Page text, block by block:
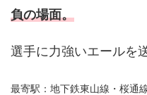
負の場面。
選手に力強いエールを
最寄駅：地下鉄東山線・桜通